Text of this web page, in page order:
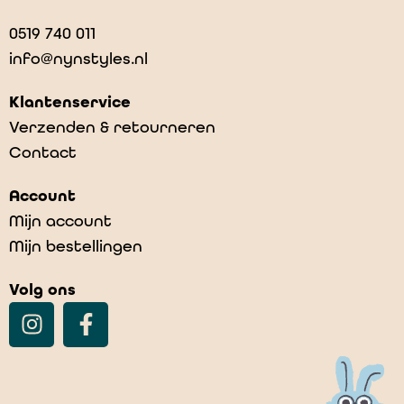
0519 740 011
info@nynstyles.nl
Klantenservice
Verzenden & retourneren
Contact
Account
Mijn account
Mijn bestellingen
Volg ons